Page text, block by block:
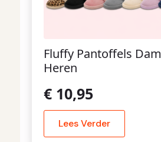
Fluffy Pantoffels
Heren
€ 10,95
Lees Verder